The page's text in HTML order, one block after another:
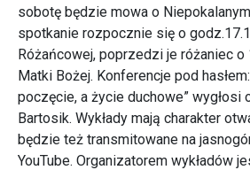
sobotę będzie mowa o
spotkanie rozpocznie się o
Różańcowej, poprzedzi je różaniec o
Matki Bożej. Konferencje pod
poczęcie, a życie duchowe” wygłosi
Bartosik. Wykłady mają charakter
będzie też transmitowane na
YouTube. Organizatorem wykładów